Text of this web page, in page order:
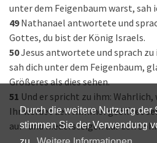
Durch die weitere Nutzung der
stimmen Sie der Verwendung
unter dem Feigenbaum warst, sah
49 Nathanael antwortete und
Gottes, du bist der König Israels.
50Jesus antwortete und sprach zu
sah dich unter dem Feigenbaum,
Größeres als dies sehen.
51 Und er spricht zu ihm: Wahrlich,
Ihr werdet den Himmel geöffnet
auf- und niedersteigen auf den